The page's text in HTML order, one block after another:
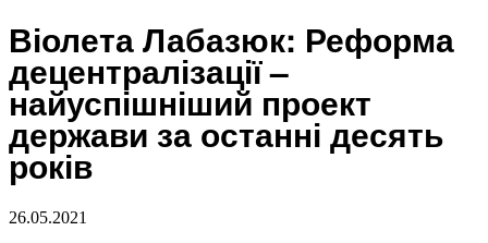
Віолета Лабазюк: Реформа
децентралізації –
найуспішніший проект
держави за останні десять
років
26.05.2021